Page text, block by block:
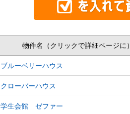
物件名（クリックで詳細ページに）
ブルーベリーハウス
クローバーハウス
学生会館 ゼファー